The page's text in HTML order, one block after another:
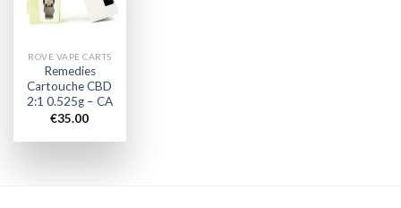
ROVE VAPE CARTS
Remedies
Cartouche CBD
2:1 0.525g – CA
€35.00